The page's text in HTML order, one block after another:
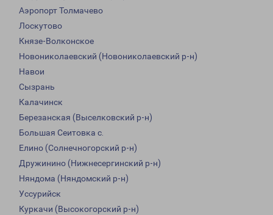
Аэропорт Толмачево
Лоскутово
Князе-Волконское
Новониколаевский (Новониколаевский р-н)
Навои
Сызрань
Калачинск
Березанская (Выселковский р-н)
Большая Сеитовка с.
Елино (Солнечногорский р-н)
Дружинино (Нижнесергинский р-н)
Няндома (Няндомский р-н)
Уссурийск
Куркачи (Высокогорский р-н)